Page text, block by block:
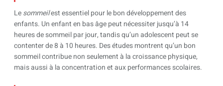
Lesommeilest essentiel pour le bon développement des
enfants. Un enfant en bas âge peut nécessiter jusqu’à 14
heures de sommeil par jour, tandis qu’un adolescent peut se
contenter de 8 à 10 heures. Des études montrent qu’un bon
sommeil contribue non seulement à la croissance physique,
mais aussi à la concentration et aux performances scolaires.